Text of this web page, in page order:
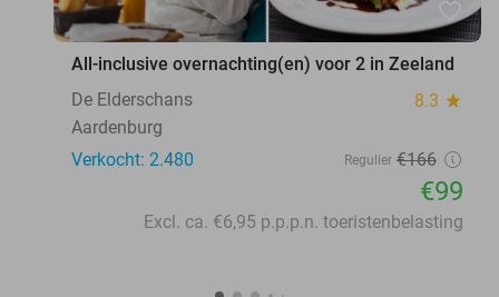
favorite_border
All-inclusive overnachting(en) voor 2 in Zeeland
De Elderschans
8.3 star
Aardenburg
Verkocht: 2.480
Regulier €166
€99
Excl. ca. €6,95 p.p.p.n. toeristenbelasting